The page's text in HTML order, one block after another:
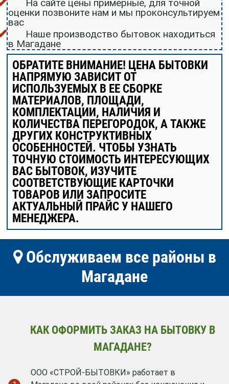
На сайте цены примерные, для точной
оценки позвоните нам и мы проконсультируем
вас
Наше производство бытовок находиться
в Магадане
ОБРАТИТЕ ВНИМАНИЕ! ЦЕНА БЫТОВКИ
НАПРЯМУЮ ЗАВИСИТ ОТ
ИСПОЛЬЗУЕМЫХ В ЕЕ СБОРКЕ
МАТЕРИАЛОВ, ПЛОЩАДИ,
КОМПЛЕКТАЦИИ, НАЛИЧИЯ И
КОЛИЧЕСТВА ПЕРЕГОРОДОК, А ТАКЖЕ
ДРУГИХ КОНСТРУКТИВНЫХ
ОСОБЕННОСТЕЙ. ЧТОБЫ УЗНАТЬ
ТОЧНУЮ СТОИМОСТЬ ИНТЕРЕСУЮЩИХ
ВАС БЫТОВОК, ИЗУЧИТЕ
СООТВЕТСТВУЮЩИЕ КАРТОЧКИ
ТОВАРОВ ИЛИ ЗАПРОСИТЕ
АКТУАЛЬНЫЙ ПРАЙС У НАШЕГО
МЕНЕДЖЕРА.
Обслуживаем все районы в
Магадане
КАК ОФОРМИТЬ ЗАКАЗ НА БЫТОВКУ В
МАГАДАНЕ?
ООО «СТРОЙ-БЫТОВКИ» работает в